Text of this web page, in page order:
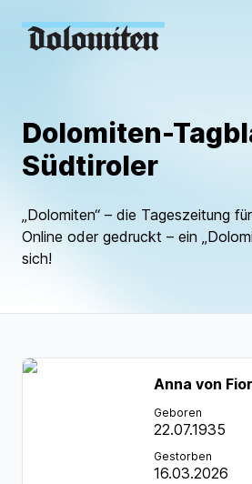
Dolomiten-
Südtiroler
„Dolomiten“ – die Tageszeitung
Online oder gedruckt – ein
sich!
Anna von
Geboren
22.07.1935
Gestorben
16.03.2026